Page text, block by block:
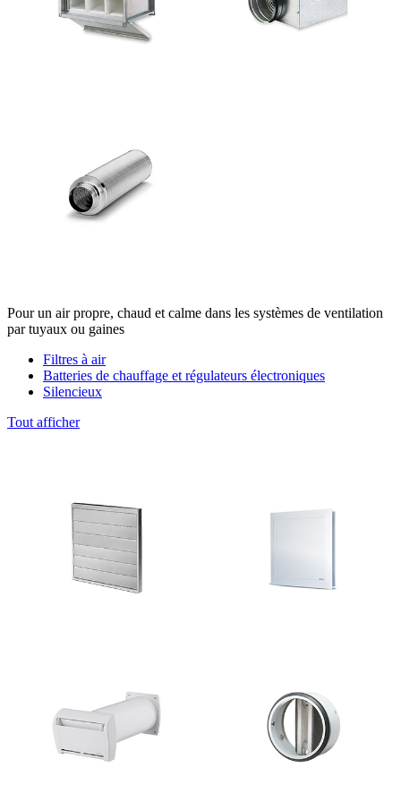
Pour un air propre, chaud et calme dans les systèmes de ventilation
par tuyaux ou gaines
Filtres à air
Batteries de chauffage et régulateurs électroniques
Silencieux
Tout afficher